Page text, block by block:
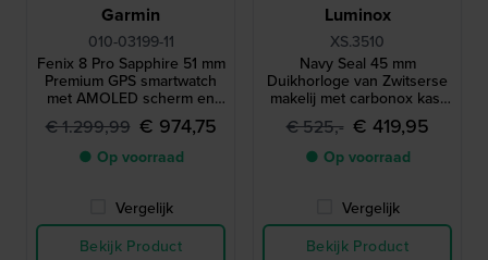
Garmin
010-03199-11
Fenix 8 Pro Sapphire 51 mm
Premium GPS smartwatch
met AMOLED scherm en
51mm kast
€ 1.299,99 € 974,75
● Op voorraad
Vergelijk
Bekijk Product
Luminox
XS.3510
Navy Seal 45 mm
Duikhorloge van Zwitserse
makelij met carbonox kast
en band
€ 525,- € 419,95
● Op voorraad
Vergelijk
Bekijk Product